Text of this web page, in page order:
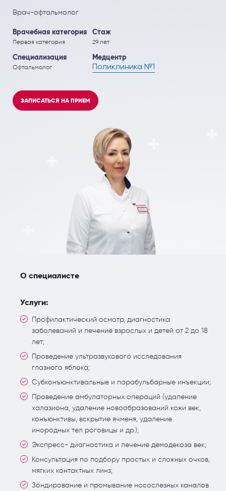
Кинезитерапия (ЛФК)
Колопроктология
Мануальная терапия
Нефрология
Остеопат и кинезиолог
Терапия
Травматология и ортопедия
Физиотерапия
Эндокринология
Врач-офтальмолог
Врачебная категория
Первая категория
Стаж
29 лет
Специализация
Офтальмолог
Медцентр
Поликлиника №1
ЗАПИСАТЬСЯ НА ПРИЕМ
О специалисте
Услуги:
Профилактический осмотр, диагностика
заболеваний и лечение взрослых и детей от 2 до 18
лет;
Проведение ультразвукового исследования
глазного яблока;
Субконъюнктивальные и парабульбарные инъекции;
Проведение амбулаторных операций (удаление
халазиона, удаление новообразований кожи век,
конъюнктивы, вскрытие ячменя, удаление
инородных тел роговицы и др.);
Экспресс- диагностика и лечение демодекоза век;
Консультация по подбору простых и сложных очков,
мягких контактных линз;
Зондирование и промывание носослезных каналов